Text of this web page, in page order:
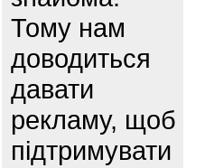
Тому нам
доводиться
давати
рекламу, щоб
підтримувати